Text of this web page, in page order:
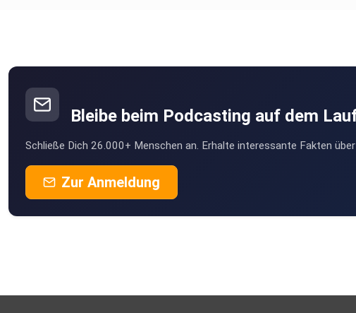
Bleibe beim Podcasting auf dem
Schließe Dich 26.000+ Menschen an. Erhalte interessante Fakten
Zur Anmeldung